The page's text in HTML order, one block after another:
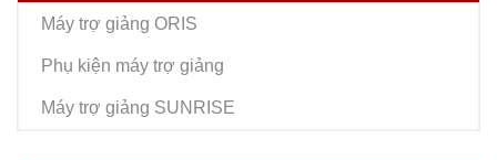
Máy trợ giảng ORIS
Phụ kiện máy trợ giảng
Máy trợ giảng SUNRISE